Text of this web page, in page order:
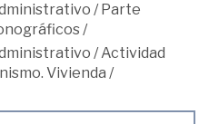
/Parte
/
/Actividad
Vivienda /